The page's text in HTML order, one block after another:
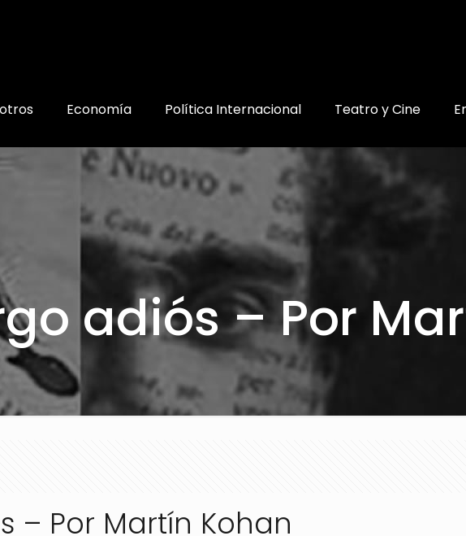
Economía Política Internacional Teatro y Cine
adiós – Por
– Por Martín Kohan